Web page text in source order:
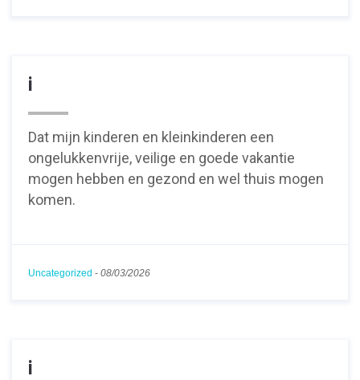
i
Dat mijn kinderen en kleinkinderen een
ongelukkenvrije, veilige en goede vakantie
mogen hebben en gezond en wel thuis mogen
komen.
Uncategorized - 08/03/2026
i